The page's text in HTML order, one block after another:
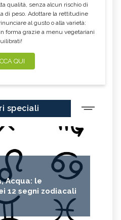
qualità, senza alcun rischio di
di peso. Adottare la rettitudine
al gusto o alla varietà:
forma grazie a menu vegetariani
QUI
speciali
Acqua: le
12 segni zodiacali